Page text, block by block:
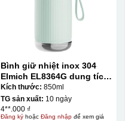
Bình giữ nhiệt inox 304
Elmich EL8364G dung tích
850ml
Kích thước: 850ml
TG sản xuất: 10 ngày
4**.000 ₫
Đăng kýhoặc Đăng nhậpđể xem giá